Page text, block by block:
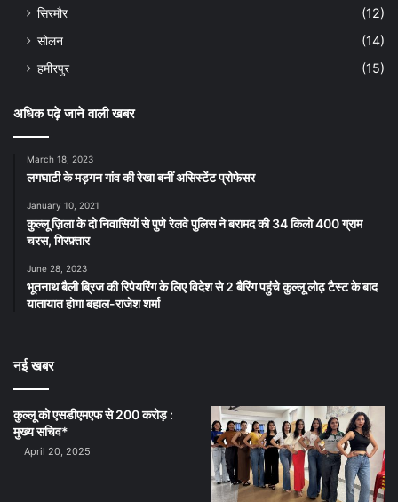
सिरमौर
(12)
सोलन
(14)
हमीरपुर
(15)
अधिक पढ़े जाने वाली खबर
March 18, 2023
लगघाटी के मड़गन गांव की रेखा बनीं असिस्टेंट प्रोफेसर
January 10, 2021
कुल्लू ज़िला के दो निवासियों से पुणे रेलवे पुलिस ने बरामद की 34 किलो 400 ग्राम
चरस, गिरफ़्तार
June 28, 2023
भूतनाथ बैली ब्रिज की रिपेयरिंग के लिए विदेश से 2 बैरिंग पहुंचे कुल्लू लोढ़ टैस्ट के बाद
यातायात होगा बहाल-राजेश शर्मा
नई खबर
कुल्लू को एसडीएमएफ से 200 करोड़ :
मुख्य सचिव*
April 20, 2025